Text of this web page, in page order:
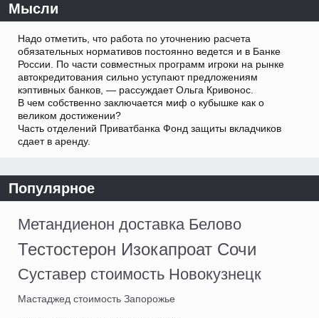
Мысли
Надо отметить, что работа по уточнению расчета
обязательных нормативов постоянно ведется и в Банке
России. По части совместных программ игроки на рынке
автокредитования сильно уступают предложениям
кэптивных банков, — рассуждает Ольга Кривонос.
В чем собственно заключается миф о кубышке как о
великом достижении?
Часть отделений Приватбанка Фонд защиты вкладчиков
сдает в аренду.
Популярное
Метандиенон доставка Белово
Тестостерон Изокапроат Сочи
Суставер стоимость Новокузнецк
Мастаджед стоимость Запорожье